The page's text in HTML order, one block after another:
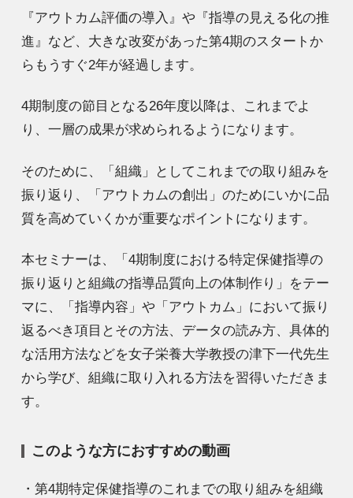
『アウトカム評価の導入』や『指導の見える化の推
進』など、大きな改変があった第4期のスタートか
らもうすぐ2年が経過します。
4期制度の節目となる26年度以降は、これまでよ
り、一層の成果が求められるようになります。
そのために、「組織」としてこれまでの取り組みを
振り返り、「アウトカムの創出」のためにいかに品
質を高めていくかが重要なポイントになります。
本セミナーは、「4期制度における特定保健指導の
振り返りと組織の指導品質向上の体制作り」をテー
マに、「指導内容」や「アウトカム」において振り
返るべき項目とその方法、データの読み方、具体的
な活用方法などを女子栄養大学教授の津下一代先生
から学び、組織に取り入れる方法を習得いただきま
す。
このような方におすすめの動画
・第4期特定保健指導のこれまでの取り組みを組織